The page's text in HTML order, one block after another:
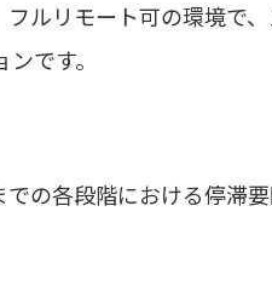
ルリモート可の環境で
です。
の各段階における停滞要